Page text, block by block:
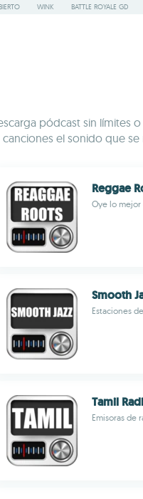
WINK BATTLE ROYALE GD
pódcast sin
el sonido que
Reggae
Oye lo mejor
Smooth
Estaciones
Tamil
Emisoras de